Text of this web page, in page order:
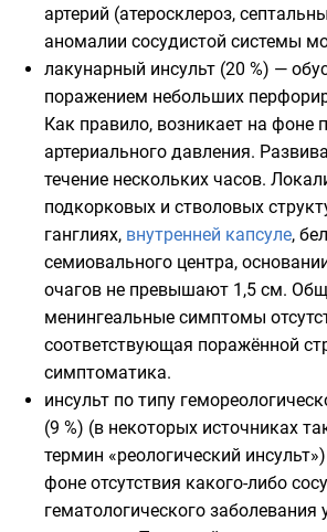
артерий (атеросклероз,
аномалии сосудистой системы
лакунарный инсульт (20 %) —
поражением небольших
Как правило, возникает на фоне
артериального давления.
течение нескольких часов.
подкорковых и стволовых
ганглиях, внутренней капсуле,
семиовального центра,
очагов не превышают 1,5 см.
менингеальные симптомы
соответствующая поражённой
симптоматика.
инсульт по типу
(9 %) (в некоторых источниках
термин «реологический
фоне отсутствия какого-либо
гематологического заболевания